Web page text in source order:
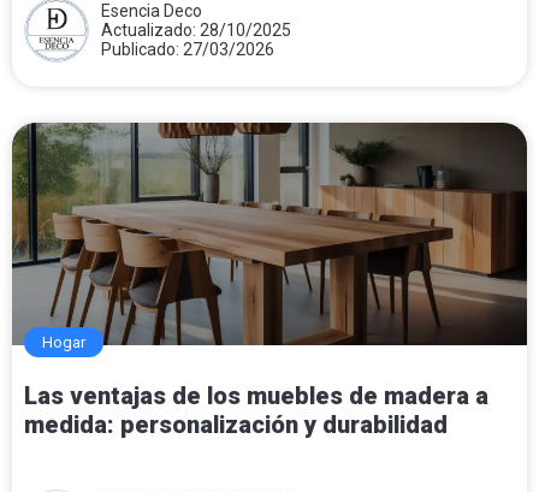
Esencia Deco
Actualizado: 28/10/2025
Publicado: 27/03/2026
Hogar
Las ventajas de los muebles de madera a
medida: personalización y durabilidad